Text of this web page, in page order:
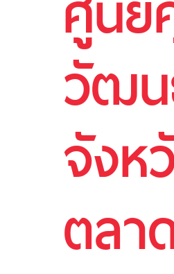
วัฒน
จังห
ตลา